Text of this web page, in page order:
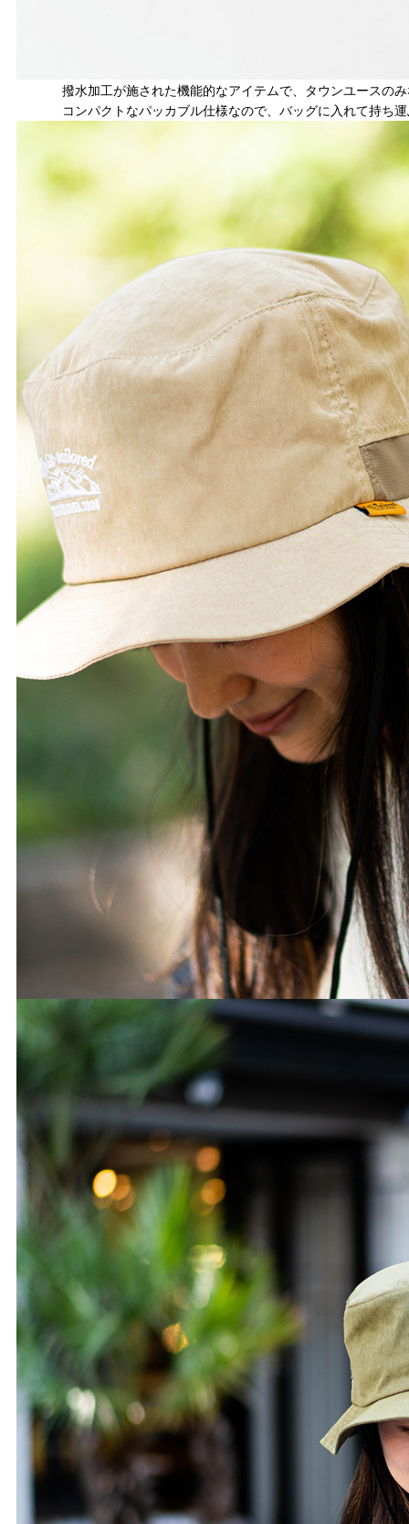
撥水加工が施された機能的なアイテムで、タウンユースの
コンパクトなパッカブル仕様なので、バッグに入れて持ち